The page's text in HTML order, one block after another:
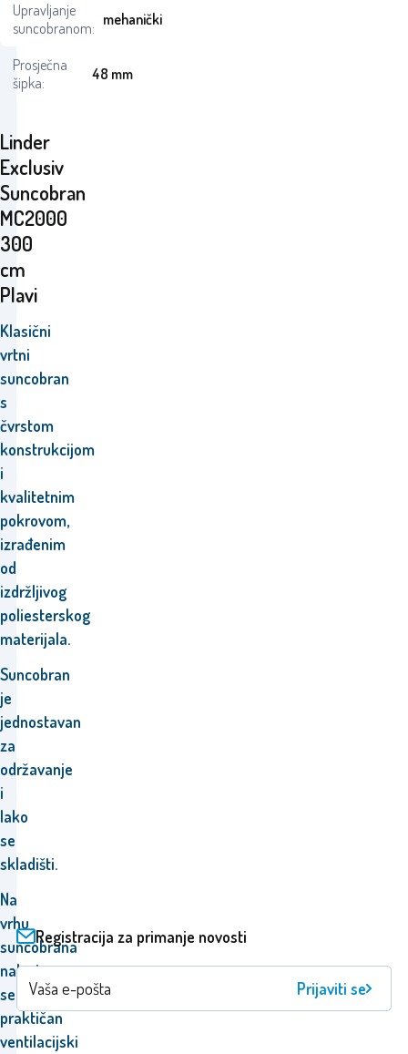
Linder
Exclusiv
Suncobran
MC2000
300
cm
Plavi
Klasični
vrtni
suncobran
s
čvrstom
konstrukcijom
i
kvalitetnim
pokrovom,
izrađenim
od
izdržljivog
poliesterskog
materijala.
Suncobran
je
jednostavan
za
održavanje
i
lako
se
skladišti.
Na
vrhu
suncobrana
nalazi
se
praktičan
ventilacijski
Upravljanje
suncobranom: mehanički
Prosječna
šipka:
48 mm
Registracija za primanje novosti
Prijaviti se